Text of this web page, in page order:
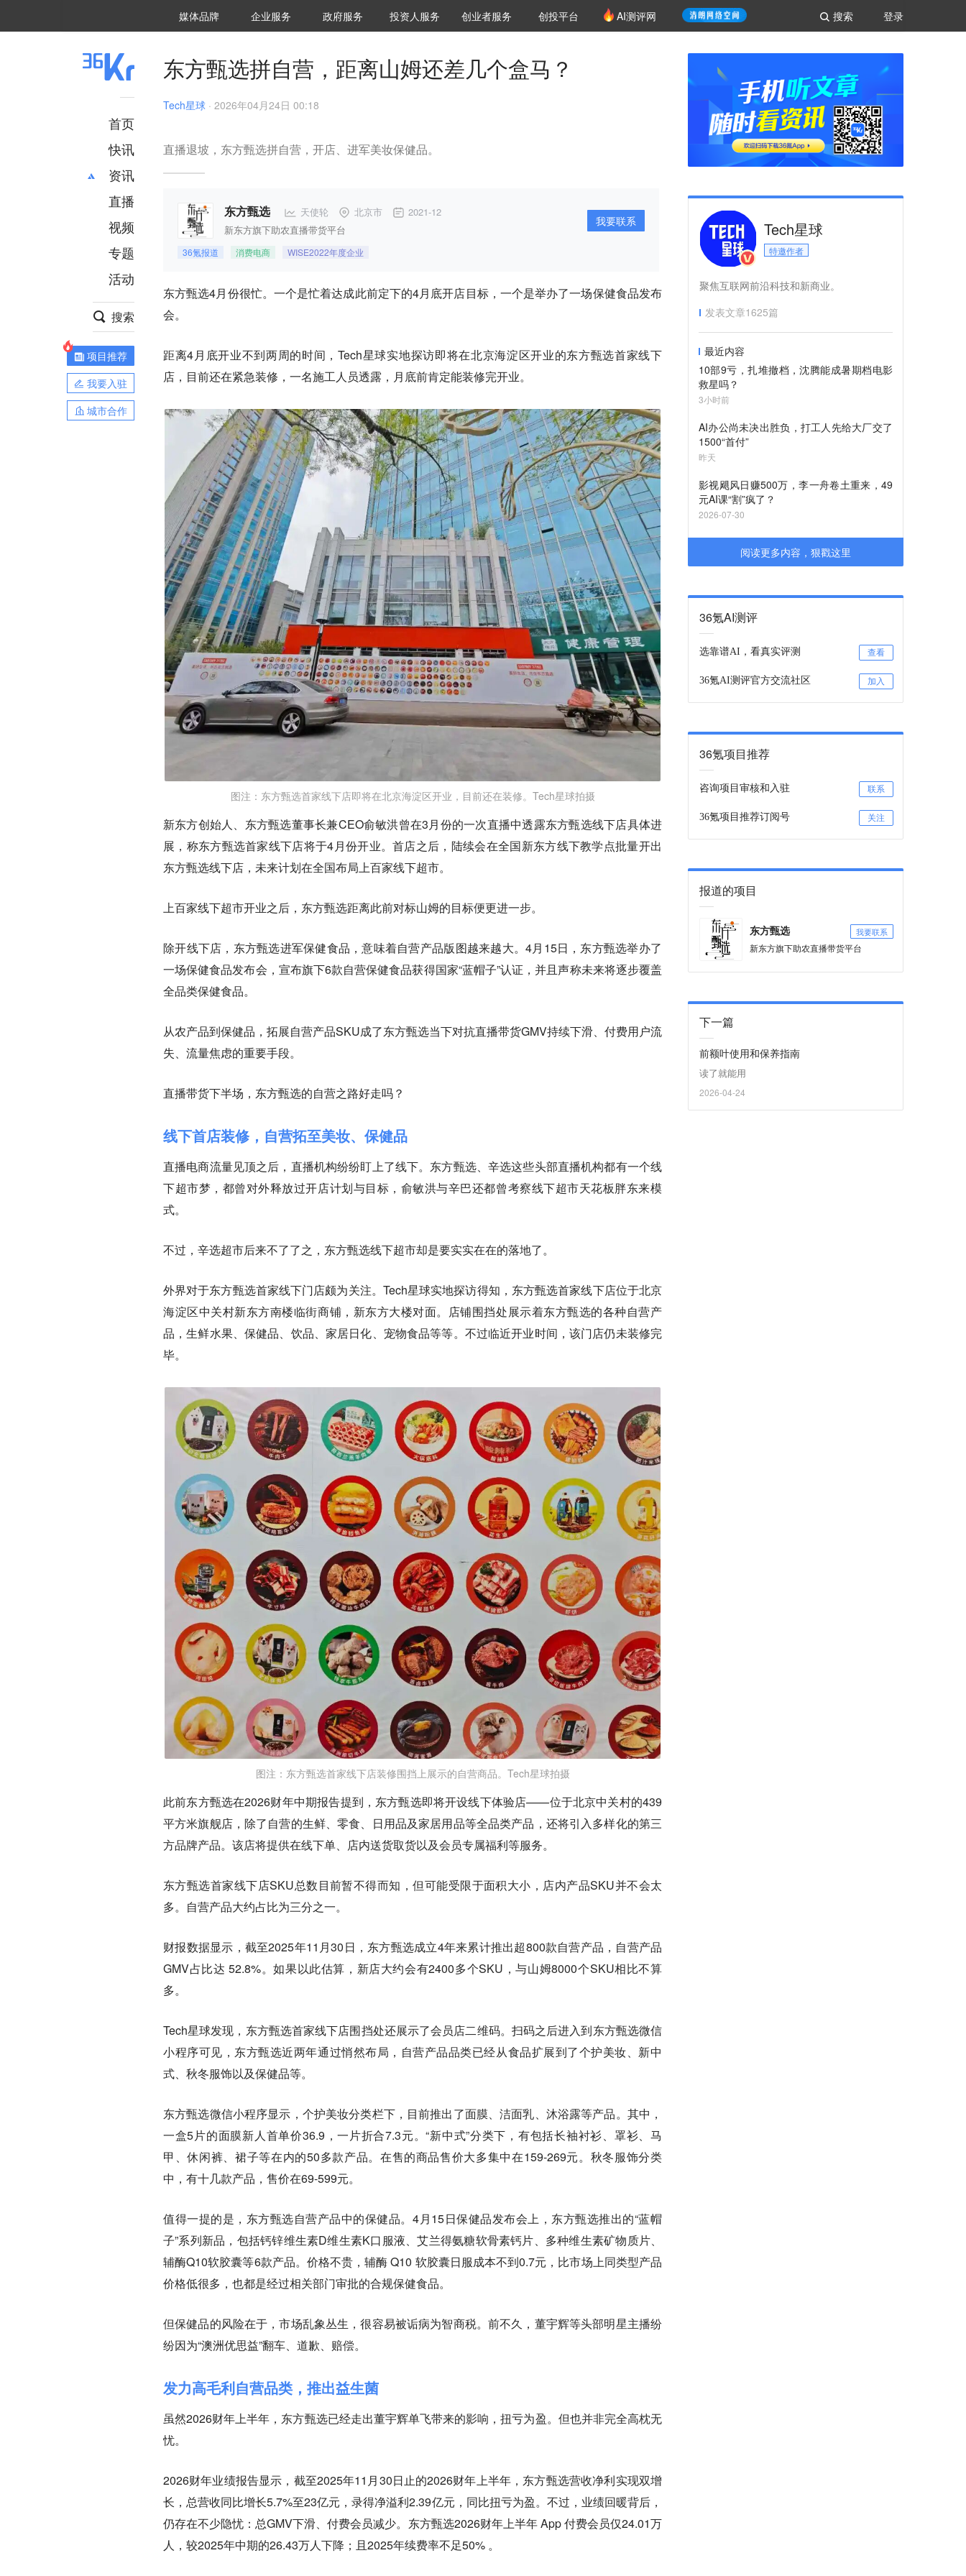
登录
搜索
媒体品牌 36Kr研究院
企业服务 城市之窗
政府服务 VClub投资机构库
投资机构职位推介
投资人服务 创投氪堂
创业者服务 创投平台 AI测评网
首页
快讯
资讯
推荐
财经
项目推荐
安徽
直播
视频
专题
活动
搜索
项目推荐
我要入驻
城市合作
东方甄选拼自营，距离山姆还差几个盒马？
Tech星球 · 2026年04月24日 00:18
直播退坡，东方甄选拼自营，开店、进军美妆保健品。
东方甄选 天使轮 北京市 2021-12
新东方旗下助农直播带货平台
36氪报道 消费电商 WISE2022年度企业
我要联系
东方甄选4月份很忙。一个是忙着达成此前定下的4月底开店目标，一个是举办了一场保健食品发布
会。
距离4月底开业不到两周的时间，Tech星球实地探访即将在北京海淀区开业的东方甄选首家线下
店，目前还在紧急装修，一名施工人员透露，月底前肯定能装修完开业。
图注：东方甄选首家线下店即将在北京海淀区开业，目前还在装修。Tech星球拍摄
新东方创始人、东方甄选董事长兼CEO俞敏洪曾在3月份的一次直播中透露东方甄选线下店具体进
展，称东方甄选首家线下店将于4月份开业。首店之后，陆续会在全国新东方线下教学点批量开出
东方甄选线下店，未来计划在全国布局上百家线下超市。
上百家线下超市开业之后，东方甄选距离此前对标山姆的目标便更进一步。
除开线下店，东方甄选进军保健食品，意味着自营产品版图越来越大。4月15日，东方甄选举办了
一场保健食品发布会，宣布旗下6款自营保健食品获得国家“蓝帽子”认证，并且声称未来将逐步覆盖
全品类保健食品。
从农产品到保健品，拓展自营产品SKU成了东方甄选当下对抗直播带货GMV持续下滑、付费用户流
失、流量焦虑的重要手段。
直播带货下半场，东方甄选的自营之路好走吗？
线下首店装修，自营拓至美妆、保健品
直播电商流量见顶之后，直播机构纷纷盯上了线下。东方甄选、辛选这些头部直播机构都有一个线
下超市梦，都曾对外释放过开店计划与目标，俞敏洪与辛巴还都曾考察线下超市天花板胖东来模
式。
不过，辛选超市后来不了了之，东方甄选线下超市却是要实实在在的落地了。
外界对于东方甄选首家线下门店颇为关注。Tech星球实地探访得知，东方甄选首家线下店位于北京
海淀区中关村新东方南楼临街商铺，新东方大楼对面。店铺围挡处展示着东方甄选的各种自营产
品，生鲜水果、保健品、饮品、家居日化、宠物食品等等。不过临近开业时间，该门店仍未装修完
毕。
图注：东方甄选首家线下店装修围挡上展示的自营商品。Tech星球拍摄
此前东方甄选在2026财年中期报告提到，东方甄选即将开设线下体验店——位于北京中关村的439
平方米旗舰店，除了自营的生鲜、零食、日用品及家居用品等全品类产品，还将引入多样化的第三
方品牌产品。该店将提供在线下单、店内送货取货以及会员专属福利等服务。
东方甄选首家线下店SKU总数目前暂不得而知，但可能受限于面积大小，店内产品SKU并不会太
多。自营产品大约占比为三分之一。
财报数据显示，截至2025年11月30日，东方甄选成立4年来累计推出超800款自营产品，自营产品
GMV占比达 52.8%。如果以此估算，新店大约会有2400多个SKU，与山姆8000个SKU相比不算
多。
Tech星球发现，东方甄选首家线下店围挡处还展示了会员店二维码。扫码之后进入到东方甄选微信
小程序可见，东方甄选近两年通过悄然布局，自营产品品类已经从食品扩展到了个护美妆、新中
式、秋冬服饰以及保健品等。
东方甄选微信小程序显示，个护美妆分类栏下，目前推出了面膜、洁面乳、沐浴露等产品。其中，
一盒5片的面膜新人首单价36.9，一片折合7.3元。“新中式”分类下，有包括长袖衬衫、罩衫、马
甲、休闲裤、裙子等在内的50多款产品。在售的商品售价大多集中在159-269元。秋冬服饰分类
中，有十几款产品，售价在69-599元。
值得一提的是，东方甄选自营产品中的保健品。4月15日保健品发布会上，东方甄选推出的“蓝帽
子”系列新品，包括钙锌维生素D维生素K口服液、艾兰得氨糖软骨素钙片、多种维生素矿物质片、
辅酶Q10软胶囊等6款产品。价格不贵，辅酶 Q10 软胶囊日服成本不到0.7元，比市场上同类型产品
价格低很多，也都是经过相关部门审批的合规保健食品。
但保健品的风险在于，市场乱象丛生，很容易被诟病为智商税。前不久，董宇辉等头部明星主播纷
纷因为“澳洲优思益”翻车、道歉、赔偿。
发力高毛利自营品类，推出益生菌
虽然2026财年上半年，东方甄选已经走出董宇辉单飞带来的影响，扭亏为盈。但也并非完全高枕无
忧。
2026财年业绩报告显示，截至2025年11月30日止的2026财年上半年，东方甄选营收净利实现双增
长，总营收同比增长5.7%至23亿元，录得净溢利2.39亿元，同比扭亏为盈。不过，业绩回暖背后，
仍存在不少隐忧：总GMV下滑、付费会员减少。东方甄选2026财年上半年 App 付费会员仅‌24.01万
人‌，较2025年中期的26.43万人‌下降‌；且2025年续费率‌不足50%‌ ‌。
Tech星球
特邀作者
聚焦互联网前沿科技和新商业。
发表文章1625篇
最近内容
10部9亏，扎堆撤档，沈腾能成暑期档电影
救星吗？
3小时前
AI办公尚未决出胜负，打工人先给大厂交了
1500“首付”
昨天
影视飓风日赚500万，李一舟卷土重来，49
元AI课“割”疯了？
2026-07-30
阅读更多内容，狠戳这里
36氪AI测评
选靠谱AI，看真实评测 查看
36氪AI测评官方交流社区 加入
36氪项目推荐
咨询项目审核和入驻 联系
36氪项目推荐订阅号 关注
报道的项目
东方甄选 我要联系
新东方旗下助农直播带货平台
下一篇
前额叶使用和保养指南
读了就能用
2026-04-24